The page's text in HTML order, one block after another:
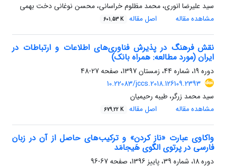
سید علیرضا انوری، محمد مظلوم خراسانی، محسن نوغانی دخت بهمی
مشاهده مقاله
اصل مقاله 601.53 K
نقش فرهنگ در پذیرش فناوری‌های اطلاعات و ارتباطات در
ایران (مورد مطالعه: همراه بانک)
دوره 19، شماره 44، زمستان 1397، صفحه
27-48
10.22083/jccs.2018.126109.2393
سید محمد زرگر، طیبه رحیمیان
مشاهده مقاله
اصل مقاله 679.22 K
واکاوی عبارت «ناز کردن» و ترکیب‌های حاصل از آن در زبان
فارسی در پرتوی الگوی هَیجامَد
دوره 18، شماره 39، پاییز 1396، صفحه
67-96